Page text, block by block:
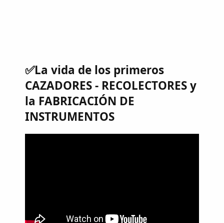
✅La vida de los primeros
CAZADORES - RECOLECTORES y
la FABRICACIÓN DE
INSTRUMENTOS